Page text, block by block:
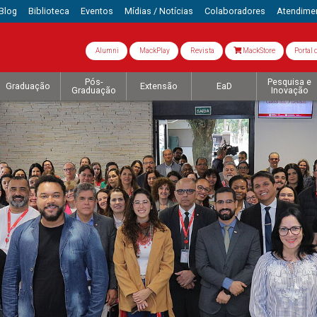
Biblioteca Eventos Mídias / Notícias Colaboradores
Alumni MackPlay Revista MackStore Portal
Graduação
Pós-
Graduação
Extensão EaD
Pesquisa e
Inovação